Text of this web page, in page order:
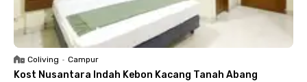
Coliving • Campur
Kost Nusantara Indah Kebon Kacang Tanah Abang